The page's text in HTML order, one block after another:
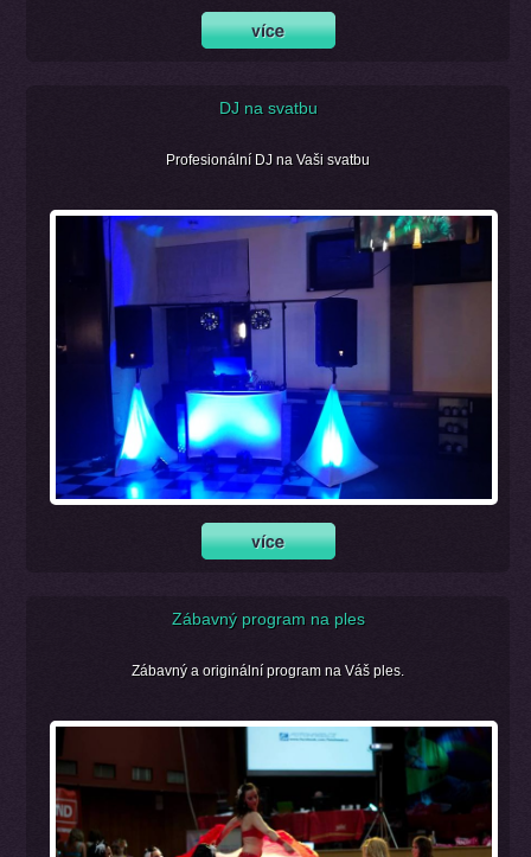
DJ na svatbu
Profesionální DJ na Vaši svatbu
Zábavný program na ples
Zábavný a originální program na Váš ples.